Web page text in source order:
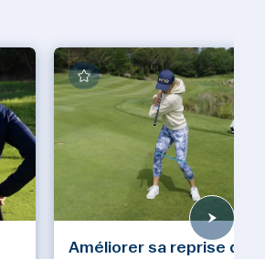
Améliorer sa reprise